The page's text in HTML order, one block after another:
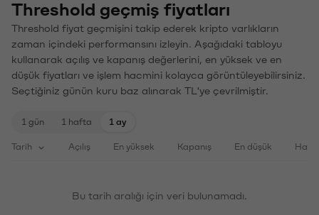
Threshold geçmiş fiyatları
Threshold fiyat geçmişini takip ederek kripto varlıkların
zaman içindeki performansını izleyin. Aşağıdaki tabloyu
kullanarak açılış ve kapanış değerlerini, en yüksek ve en
düşük fiyatları ve işlem hacmini kolayca görüntüleyebilirsiniz.
Seçtiğiniz günün kuru baz alınarak TL'ye çevrilmiştir.
1 gün 1 hafta 1 ay
Tarih Açılış En yüksek Kapanış En düşük
Bu tarih aralığı için veri bulunamadı.